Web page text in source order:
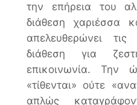
την επήρεια του
διάθεση χαριέσσα
απελευθερώνει
διάθεση για
επικοινωνία. Την
«τίθενται» ούτε
απλώς